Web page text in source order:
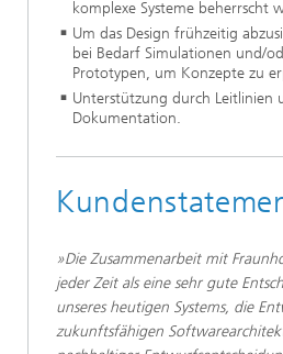
komplexe Systeme beherrscht
Um das Design frühzeitig
bei Bedarf Simulationen und/
Prototypen, um Konzepte zu
Unterstützung durch Leitlinien
Dokumentation.
»Die Zusammenarbeit mit
jeder Zeit als eine sehr gute
unseres heutigen Systems, die
zukunftsfähigen